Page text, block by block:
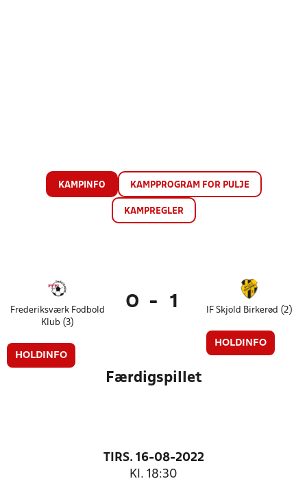
KAMPINFO KAMPPROGRAM FOR PULJE
KAMPREGLER
Frederiksværk Fodbold
Klub (3)
HOLDINFO
0 - 1 IF Skjold Birkerød (2)
HOLDINFO
Færdigspillet
TIRS. 16-08-2022
Kl. 18:30